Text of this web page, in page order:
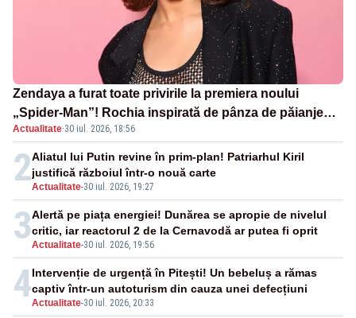
Zendaya a furat toate privirile la premiera noului
„Spider-Man”! Rochia inspirată de pânza de păianjen a
făcut senzație
Actualitate·30 iul. 2026, 18:56
2Actualitate-30 iul. 2026, 19:27
Aliatul lui Putin revine în prim-plan! Patriarhul Kiril
justifică războiul într-o nouă carte
3Actualitate-30 iul. 2026, 19:56
Alertă pe piața energiei! Dunărea se apropie de nivelul
critic, iar reactorul 2 de la Cernavodă ar putea fi oprit
4Actualitate-30 iul. 2026, 20:33
Intervenție de urgență în Pitești! Un bebeluș a rămas
captiv într-un autoturism din cauza unei defecțiuni